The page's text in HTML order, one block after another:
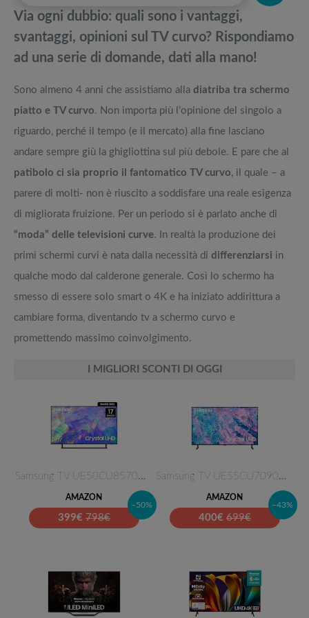
Migliori tv 60 pollici dell’ultimo anno: opinioni e confronti dei più
Offerte robot aspirapolvere da non perdere nella Black Friday Week
Via ogni dubbio: quali sono i vantaggi,
svantaggi, opinioni sul TV curvo? Rispondiamo
ad una serie di domande, dati alla mano!
Sono almeno 4 anni che assistiamo alla diatriba tra schermo
piatto e TV curvo. Non importa più l’opinione del singolo a
riguardo, perché il tempo (e il mercato) alla fine lasciano
andare sempre giù la ghigliottina sul più debole. E pare che al
patibolo ci sia proprio il fantomatico TV curvo, il quale – a
parere di molti- non è riuscito a soddisfare una reale esigenza
di migliorata fruizione. Per un periodo si è parlato anche di
“moda” delle televisioni curve. In realtà la produzione dei
primi schermi curvi è nata dalla necessità di differenziarsi in
qualche modo dal calderone generale. Così lo schermo ha
smesso di essere solo smart o 4K e ha iniziato addirittura a
cambiare forma, diventando tv a schermo curvo e
promettendo massimo coinvolgimento.
I MIGLIORI SCONTI DI OGGI
Samsung TV UE50CU8570UXZT Crys…
AMAZON
399€ 798€
–50%
Samsung TV UE55CU7090UXZT Crys…
AMAZON
400€ 699€
–43%